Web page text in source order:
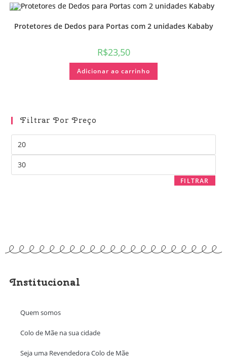
Protetores de Dedos para Portas com 2 unidades Kababy
R$23,50
Adicionar ao carrinho
Filtrar Por Preço
FILTRAR
Institucional
Quem somos
Colo de Mãe na sua cidade
Seja uma Revendedora Colo de Mãe